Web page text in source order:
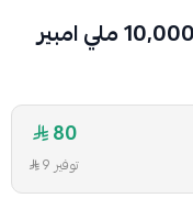
80
توفير 9